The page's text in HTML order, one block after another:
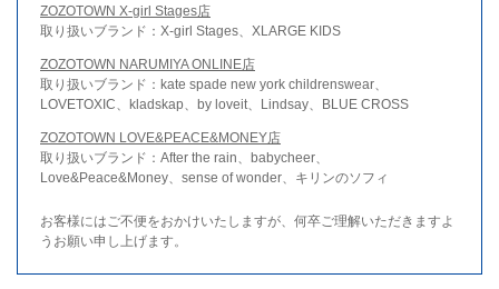
ZOZOTOWN X-girl Stages店
取り扱いブランド：X-girl Stages、XLARGE KIDS
ZOZOTOWN NARUMIYA ONLINE店
取り扱いブランド：kate spade new york childrenswear、
LOVETOXIC、kladskap、by loveit、Lindsay、BLUE CROSS
ZOZOTOWN LOVE&PEACE&MONEY店
取り扱いブランド：After the rain、babycheer、
Love&Peace&Money、sense of wonder、キリンのソフィ
お客様にはご不便をおかけいたしますが、何卒ご理解いただきますよ
うお願い申し上げます。